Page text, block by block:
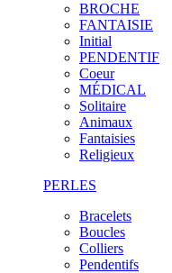
BROCHE
FANTAISIE
Initial
PENDENTIF
Coeur
MÉDICAL
Solitaire
Animaux
Fantaisies
Religieux
PERLES
Bracelets
Boucles
Colliers
Pendentifs